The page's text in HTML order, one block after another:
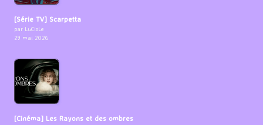
[Série TV] Scarpetta
par LuCioLe
29 mai 2026
[Cinéma] Les Rayons et des ombres